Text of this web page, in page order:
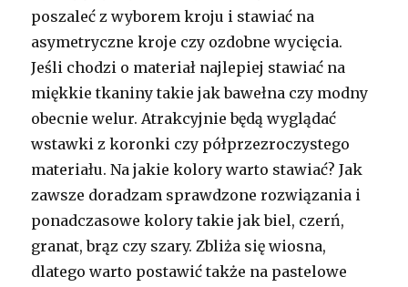
poszaleć z wyborem kroju i stawiać na
asymetryczne kroje czy ozdobne wycięcia.
Jeśli chodzi o materiał najlepiej stawiać na
miękkie tkaniny takie jak bawełna czy modny
obecnie welur. Atrakcyjnie będą wyglądać
wstawki z koronki czy półprzezroczystego
materiału. Na jakie kolory warto stawiać? Jak
zawsze doradzam sprawdzone rozwiązania i
ponadczasowe kolory takie jak biel, czerń,
granat, brąz czy szary. Zbliża się wiosna,
dlatego warto postawić także na pastelowe